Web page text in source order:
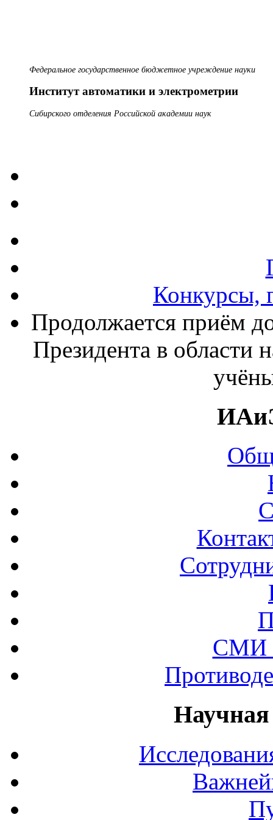
Федеральное государственное бюджетное учреждение науки
Институт автоматики и электрометрии
Сибирского отделения Российской академии наук
Конкурсы,
Продолжается приём
Президента в области
СМИ
Научная